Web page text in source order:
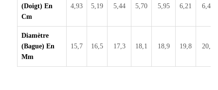
(doigt) En
Cm
4,93 5,19 5,44 5,70 5,95 6,21 6,46
Diamètre
(bague) En
Mm
15,7 16,5 17,3 18,1 18,9 19,8 20,6